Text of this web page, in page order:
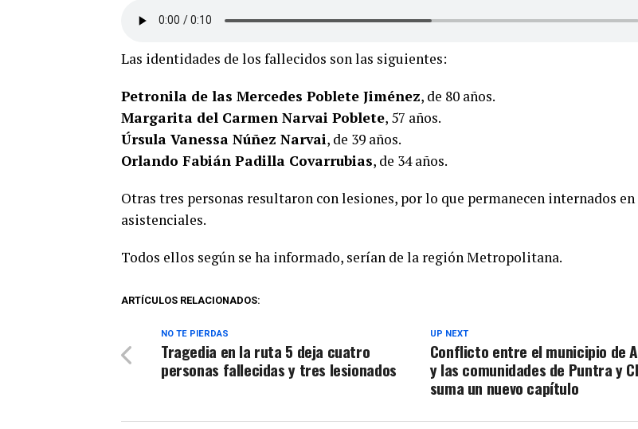
Las identidades de los fallecidos son las siguientes:
Petronila de las Mercedes Poblete Jiménez, de 80 años.
Margarita del Carmen Narvai Poblete, 57 años.
Úrsula Vanessa Núñez Narvai, de 39 años.
Orlando Fabián Padilla Covarrubias, de 34 años.
Otras tres personas resultaron con lesiones, por lo que permanecen internados
asistenciales.
Todos ellos según se ha informado, serían de la región Metropolitana.
ARTÍCULOS RELACIONADOS:
UP NEXT
Conflicto entre el municipio de
y las comunidades de Puntra y
suma un nuevo capítulo
NO TE PIERDAS
Tragedia en la ruta 5 deja cuatro
personas fallecidas y tres lesionados